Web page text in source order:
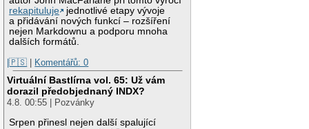
rekapituluje
jednotlivé etapy vývoje
a přidávání nových funkcí – rozšíření
nejen Markdownu a podporu mnoha
dalších formátů.
|🇵🇸 | Komentářů: 0
Virtuální Bastlírna vol. 65: Už vám
dorazil předobjednaný INDX?
4.8. 00:55 | Pozvánky
Srpen přinesl nejen další spalující